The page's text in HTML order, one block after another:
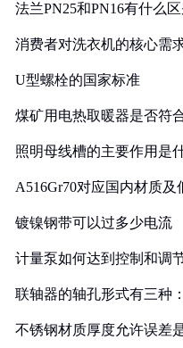
法兰PN25和PN16有什么区
消费者对洗衣机的核心需
U型螺栓的国家标准
煤矿用电热取暖器是否符
照明母线槽的主要作用是
A516Gr70对应国内材质
镀镍钢带可以过多少电流
计量泵如何达到控制和调
联轴器的轴孔形式有三种
不锈钢材质厚度允许误差